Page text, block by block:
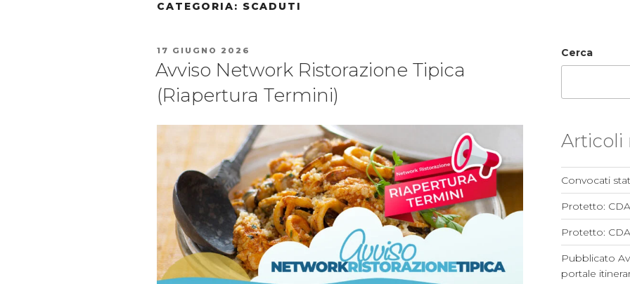
CATEGORIA: SCADUTI
17 GIUGNO 2026
Avviso Network Ristorazione Tipica
(Riapertura Termini)
Cerca
Articoli
Convocati
Protetto:
Protetto:
Pubblicato
portale